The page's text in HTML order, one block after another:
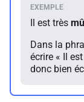
Il est très
Dans la
écrire « Il
donc bien